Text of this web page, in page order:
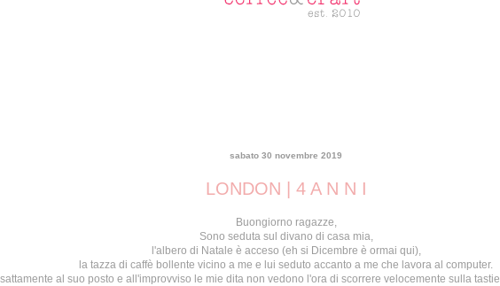
sabato 30 novembre 2019
LONDON | 4 A N N I
Buongiorno ragazze,
Sono seduta sul divano di casa mia,
l'albero di Natale è acceso (eh si Dicembre è ormai qui),
la tazza di caffè bollente vicino a me e lui seduto accanto a me che lavora al computer.
al suo posto e all'improvviso le mie dita non vedono l'ora di scorrere velocemente sulla